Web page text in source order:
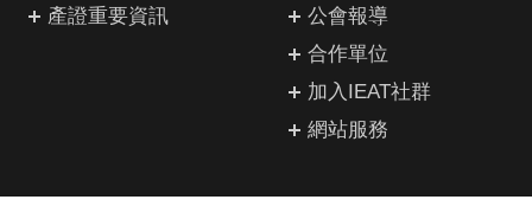
產證重要資訊
公會報導
合作單位
加入IEAT社群
網站服務